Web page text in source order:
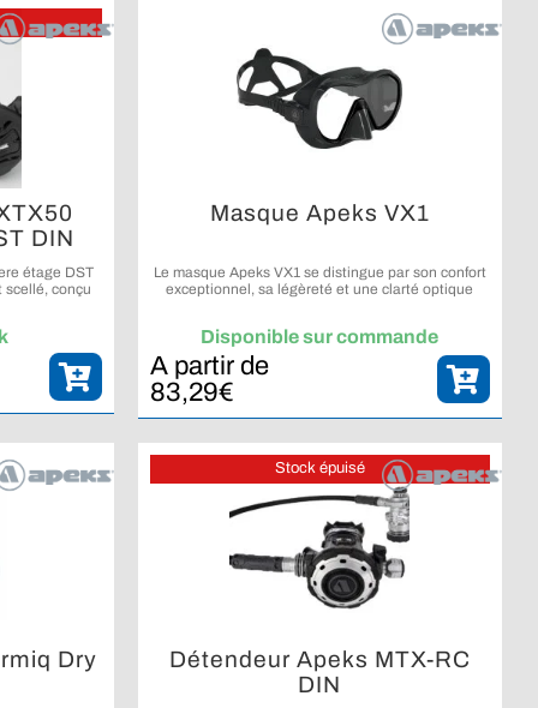
DIN
étage DST
scellé, conçu
Masque Apeks VX1
Le masque Apeks VX1 se distingue par son confort
exceptionnel, sa légèreté et une clarté optique
Disponible sur commande
A partir de
83,29€
Dry
Stock épuisé
Détendeur Apeks MTX-RC
DIN